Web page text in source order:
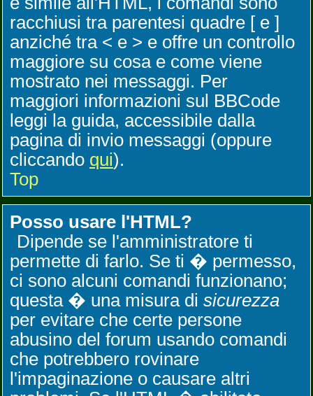
racchiusi tra parentesi quadre [ e ]
anziché tra < e > e offre un controllo
maggiore su cosa e come viene
mostrato nei messaggi. Per
maggiori informazioni sul BBCode
leggi la guida, accessibile dalla
pagina di invio messaggi (oppure
cliccando qui).
Top
Posso usare l'HTML?
Dipende se l'amministratore ti
permette di farlo. Se ti � permesso,
ci sono alcuni comandi funzionano;
questa � una misura di sicurezza
per evitare che certe persone
abusino del forum usando comandi
che potrebbero rovinare
l'impaginazione o causare altri